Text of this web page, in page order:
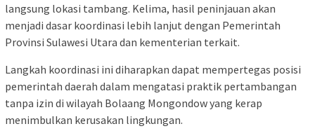
langsung lokasi tambang. Kelima, hasil peninjauan akan
menjadi dasar koordinasi lebih lanjut dengan Pemerintah
Provinsi Sulawesi Utara dan kementerian terkait.
Langkah koordinasi ini diharapkan dapat mempertegas posisi
pemerintah daerah dalam mengatasi praktik pertambangan
tanpa izin di wilayah Bolaang Mongondow yang kerap
menimbulkan kerusakan lingkungan.